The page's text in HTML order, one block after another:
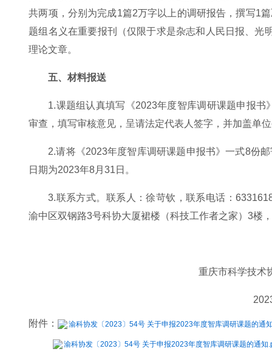
共两项，分别为完成1篇2万字以上的调研报告，撰写1
题组名义在重要报刊（仅限于求是杂志和人民日报、
理论文章。
五、材料报送
1.课题组认真填写《2023年度智库调研课题申报
审查，填写审核意见，呈请法定代表人签字，并加盖单
2.请将《2023年度智库调研课题申报书》一式8份
日期为2023年8月31日。
3.联系方式。联系人：徐苛钦，联系电话：
渝中区双钢路3号科协大厦裙楼（科技工作者之家）3楼
重庆市科学技
附件： 渝科协发〔2023〕54号 关于申报2023年度智库调研课题的通
渝科协发〔2023〕54号 关于申报2023年度智库调研课题的通知